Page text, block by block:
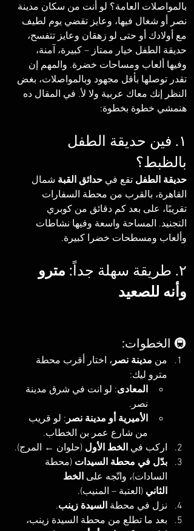
بالمواصلات العامة؟ لو أنت من سكان مدينة
نصر أو شغال فيها، وعايز تقضي يوم لطيف
مع أولادك أو حتى لو زهقان وعايز تتفسح،
حديقة الطفل خيار ممتاز – كبيرة، آمنة،
وفيها ألعاب ومساحات خضرة. والمهم إن
تقدر توصلها بأقل مجهود وبالمواصلات، بغض
النظر إنك معاك عربية ولا لأ. في المقال ده
هنمشي خطوة بخطوة:
١. فين حديقة الطفل
بالظبط؟
حديقة الطفل تقع في حدائق القبة شمال
القاهرة، بالقرب من محطة السفارات
تقريبًا، على بعد كم دقائق من كوبري
التجنيد. المساحة واسعة وفيها نشاطات
وألعاب ومسطحات خضرا كبيرة.
۲. طريقة سهلة جداً:
مترو
وأنه للصعيد
🚇 الخطوات:
من مدينة نصر ، اختار أقرب محطة
مترو ليك:
المعادى: لو انت في شرق مدينة
نصر.
الأميرية أو مدينة نصر : لو قريب
من شارع عمر بن الخطاب.
اركب في الخط الأول (حلوان ← المرج).
بدّل في محطة السيدات (محطة
السادات)، واتّجه على الخط
الثاني (العتبة – المنيب).
نزل في محطة السيدة زينب.
بعد ما تطلع من محطة السيدة زينب،